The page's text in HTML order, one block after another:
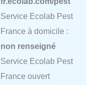
Service Ecolab Pest
France à domicile :
non renseigné
Service Ecolab Pest
France ouvert